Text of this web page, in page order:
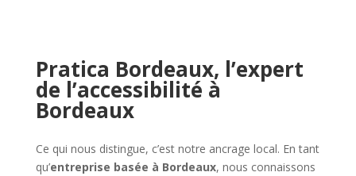
Pratica Bordeaux, l’expert
de l’accessibilité à
Bordeaux
Ce qui nous distingue, c’est notre ancrage local. En tant
qu’entreprise basée à Bordeaux, nous connaissons